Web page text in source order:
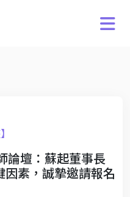
論壇：蘇起董事長
素，誠摯邀請報名